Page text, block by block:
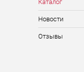
Каталог
Новости
Отзывы